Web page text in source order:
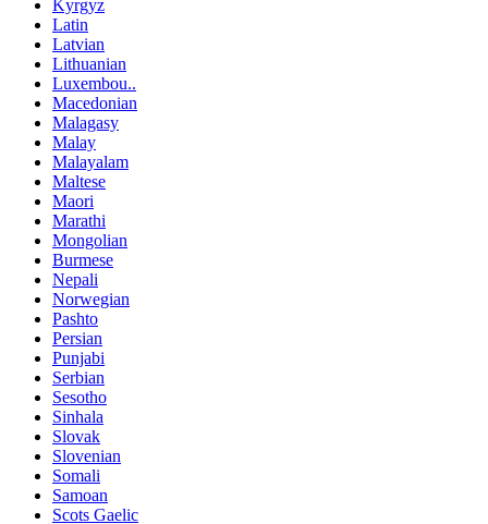
Kyrgyz
Latin
Latvian
Lithuanian
Luxembou..
Macedonian
Malagasy
Malay
Malayalam
Maltese
Maori
Marathi
Mongolian
Burmese
Nepali
Norwegian
Pashto
Persian
Punjabi
Serbian
Sesotho
Sinhala
Slovak
Slovenian
Somali
Samoan
Scots Gaelic